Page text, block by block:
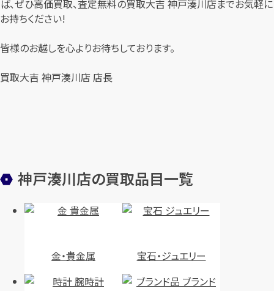
ば、ぜひ高価買取、査定無料の買取大吉 神戸湊川店までお気軽に
お持ちください!
皆様のお越しを心よりお待ちしております。
買取大吉 神戸湊川店 店長
神戸湊川店の買取品目一覧
金・貴金属 宝石・ジュエリー